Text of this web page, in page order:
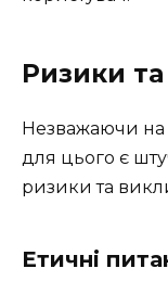
Ризики
Незважаючи на
для цього є
ризики та
Етичні